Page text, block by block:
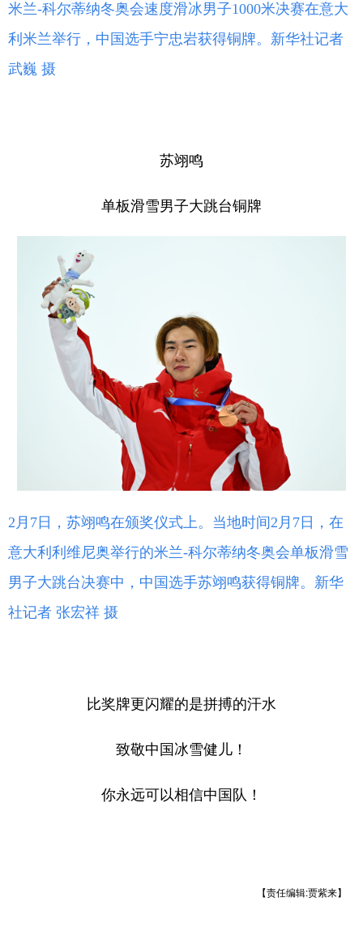
米兰-科尔蒂纳冬奥会速度滑冰男子1000米决赛在意大
利米兰举行，中国选手宁忠岩获得铜牌。新华社记者
武巍 摄
苏翊鸣
单板滑雪男子大跳台铜牌
2月7日，苏翊鸣在颁奖仪式上。当地时间2月7日，在
意大利利维尼奥举行的米兰-科尔蒂纳冬奥会单板滑雪
男子大跳台决赛中，中国选手苏翊鸣获得铜牌。新华
社记者 张宏祥 摄
比奖牌更闪耀的是拼搏的汗水
致敬中国冰雪健儿！
你永远可以相信中国队！
【责任编辑:贾紫来】